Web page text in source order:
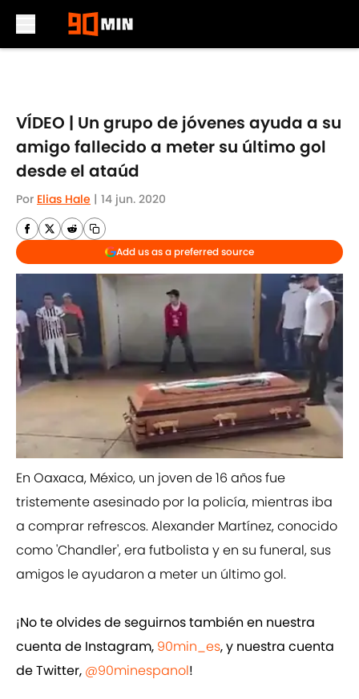
VÍDEO | Un grupo de jóvenes ayuda a su
amigo fallecido a meter su último gol
desde el ataúd
Por Elias Hale | 14 jun. 2020
Add us as a preferred source
En Oaxaca, México, un joven de 16 años fue
tristemente asesinado por la policía, mientras iba
a comprar refrescos. Alexander Martínez, conocido
como 'Chandler', era futbolista y en su funeral, sus
amigos le ayudaron a meter un último gol.
¡No te olvides de seguirnos también en nuestra
cuenta de Instagram, 90min_es, y nuestra cuenta
de Twitter, @90minespanol!